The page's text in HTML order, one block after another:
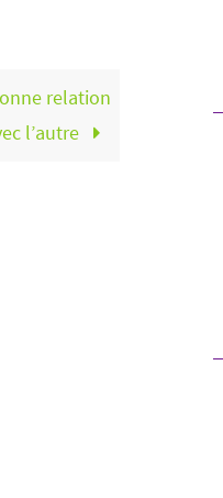
relation
l’autre